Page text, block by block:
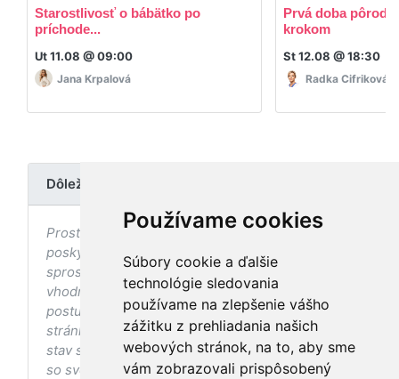
Používame cookies
Súbory cookie a ďalšie
technológie sledovania
používame na zlepšenie vášho
zážitku z prehliadania našich
webových stránok, na to, aby sme
vám zobrazovali prispôsobený
Starostlivosť o bábätko po
príchode...
Ut 11.08 @ 09:00
Jana Krpalová
Prvá doba
krokom
St 12.08 @ 18:30
Radka Cifriková
Dôležité upozornenie
Prostredníctvom stránky nedochádza k
poskytovaniu zdravotnej starostlivosti, ani k jej
sprostredkovaniu, ani k jej nahrádzaniu. O
vhodných postupoch v oblasti zdravia, vhodnosti
postupov a odporúčaní prezentovaných na
stránke s ohľadom na Váš zdravotný
stav sa pred ich aplikáciou vždy vopred poraďte
so svojím ošetrujúcim lekárom, a to najmä ak ste